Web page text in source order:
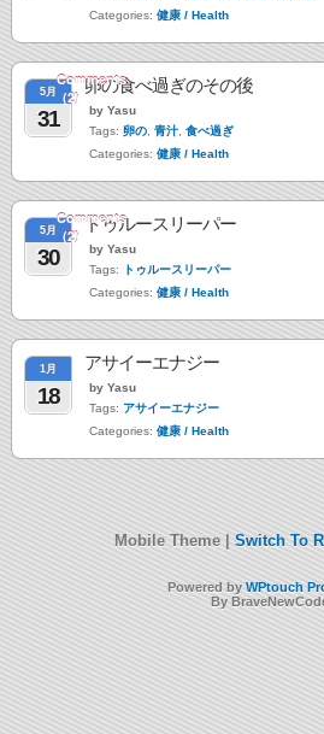
Categories: 健康 / Health
Comments
(2)
5月
31
卵の食べ過ぎのその後
by Yasu
Tags: 卵の 青汁 食べ過ぎ
Categories: 健康 / Health
Comments
(2)
5月
30
トゥルースリーパー
by Yasu
Tags:
トゥルースリーパー
Categories: 健康 / Health
1月
18
アサイーエナジー
by Yasu
Tags: アサイーエナジー
Categories: 健康 / Health
Mobile Theme | Switch To
Powered by WPtouch
By